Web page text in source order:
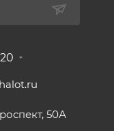
50А​